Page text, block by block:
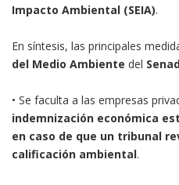
Impacto Ambiental (SEIA).
En síntesis, las principales
del Medio Ambiente del
• Se faculta a las empresas
indemnización económica
en caso de que un tribunal
calificación ambiental.